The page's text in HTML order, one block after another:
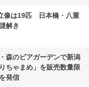
像は19匹 日本橋・八重
解き
森のビアガーデンで新潟
ちゃまめ」を販売数量限
発信